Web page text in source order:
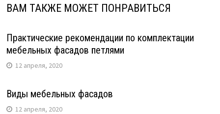
ВАМ ТАКЖЕ МОЖЕТ ПОНРАВИТЬСЯ
Практические рекомендации по комплектации
мебельных фасадов петлями
12 апреля, 2020
Виды мебельных фасадов
12 апреля, 2020